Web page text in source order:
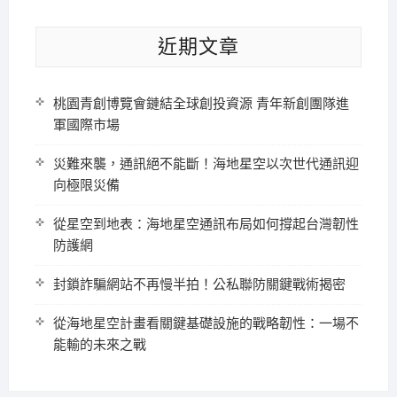
近期文章
桃園青創博覽會鏈結全球創投資源 青年新創團隊進
軍國際市場
災難來襲，通訊絕不能斷！海地星空以次世代通訊迎
向極限災備
從星空到地表：海地星空通訊布局如何撐起台灣韌性
防護網
封鎖詐騙網站不再慢半拍！公私聯防關鍵戰術揭密
從海地星空計畫看關鍵基礎設施的戰略韌性：一場不
能輸的未來之戰